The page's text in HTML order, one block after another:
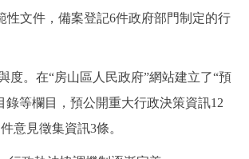
العربية PORTUGUÊS
性文件，備案登記6件政府部門制定的行
。在“房山區人民政府”網站建立了“預
錄等欄目，預公開重大行政決策資訊12
意見徵集資訊3條。